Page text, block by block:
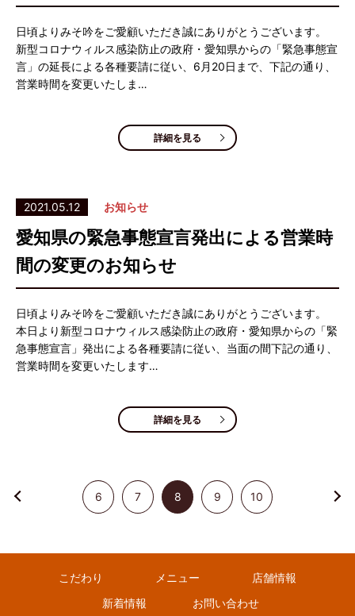
日頃よりみそ吟をご愛顧いただき誠にありがとうございます。
新型コロナウィルス感染防止の政府・愛知県からの「緊急事態宣
言」の延長による各種要請に従い、6月20日まで、下記の通り、
営業時間を変更いたしま…
詳細を見る
2021.05.12 お知らせ
愛知県の緊急事態宣言発出による営業時
間の変更のお知らせ
日頃よりみそ吟をご愛顧いただき誠にありがとうございます。
本日より新型コロナウィルス感染防止の政府・愛知県からの「緊
急事態宣言」発出による各種要請に従い、当面の間下記の通り、
営業時間を変更いたします…
詳細を見る
6 7 8 9 10
こだわり メニュー
店舗情報
新着情報
お問い合わせ